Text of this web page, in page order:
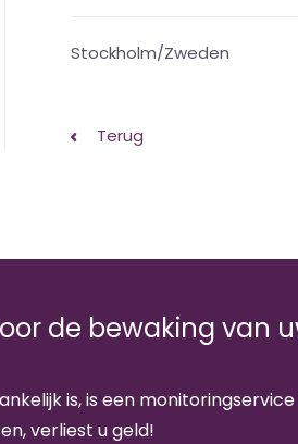
Stockholm/Zweden
Terug
de bewaking van
is, is een
verliest u geld!